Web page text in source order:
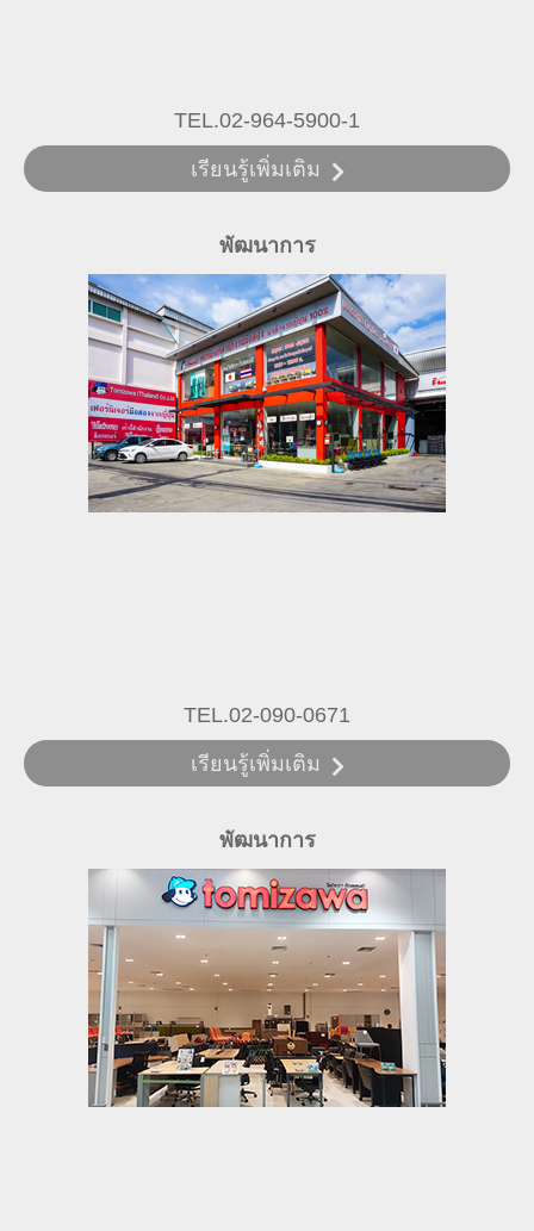
TEL.02-964-5900-1
เรียนรู้เพิ่มเติม
พัฒนาการ
TEL.02-090-0671
เรียนรู้เพิ่มเติม
พัฒนาการ